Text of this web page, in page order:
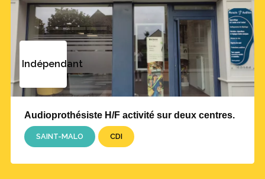
Indépendant
Audioprothésiste H/F activité sur deux centres.
SAINT-MALO CDI